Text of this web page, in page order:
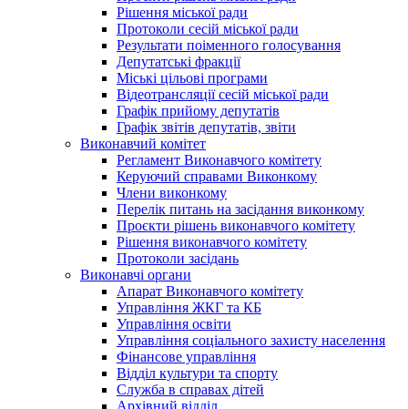
Рішення міської ради
Протоколи сесій міської ради
Результати поіменного голосування
Депутатські фракції
Міські цільові програми
Відеотрансляції сесій міської ради
Графік прийому депутатів
Графік звітів депутатів, звіти
Виконавчий комітет
Регламент Виконавчого комітету
Керуючий справами Виконкому
Члени виконкому
Перелік питань на засідання виконкому
Проєкти рішень виконавчого комітету
Рішення виконавчого комітету
Протоколи засідань
Виконавчі органи
Апарат Виконавчого комітету
Управління ЖКГ та КБ
Управління освіти
Управління соціального захисту населення
Фінансове управління
Відділ культури та спорту
Служба в справах дітей
Архівний відділ